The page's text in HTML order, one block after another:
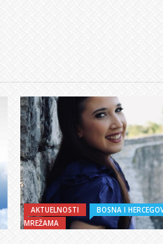
AKTUELNOSTI BOSNA I
MREŽAMA